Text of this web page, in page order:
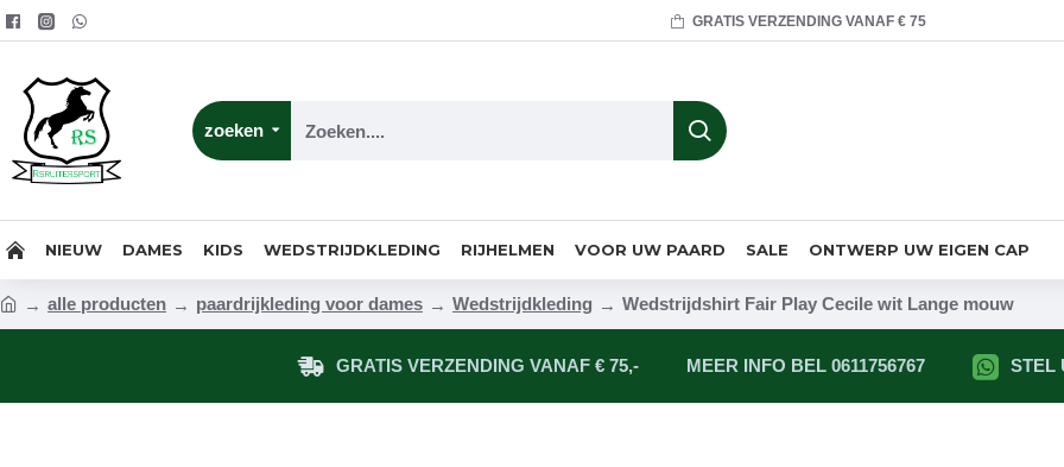
GRATIS VERZENDING VANAF € 75
zoeken
NIEUW DAMES KIDS WEDSTRIJDKLEDING RIJHELMEN VOOR UW PAARD SALE ONTWERP UW EIGEN CAP
alle producten paardrijkleding voor dames Wedstrijdkleding Wedstrijdshirt Fair Play Cecile wit Lange mouw
GRATIS VERZENDING VANAF € 75,- MEER INFO BEL 0611756767 STEL